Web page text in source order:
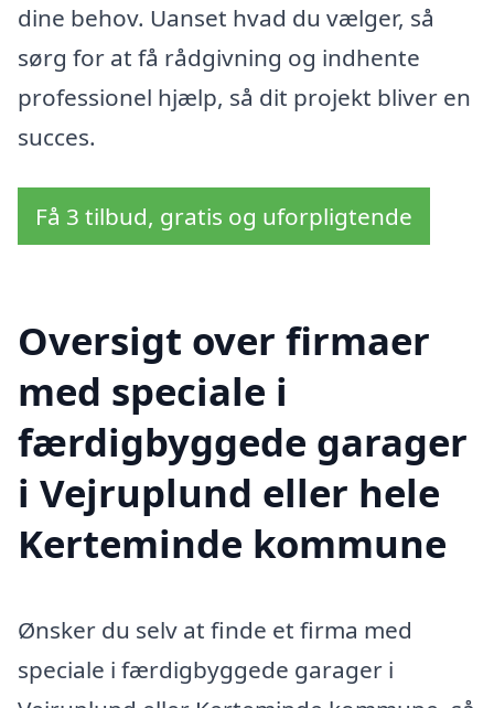
dine behov. Uanset hvad du vælger, så
sørg for at få rådgivning og indhente
professionel hjælp, så dit projekt bliver en
succes.
Få 3 tilbud, gratis og uforpligtende
Oversigt over firmaer
med speciale i
færdigbyggede garager
i Vejruplund eller hele
Kerteminde kommune
Ønsker du selv at finde et firma med
speciale i færdigbyggede garager i